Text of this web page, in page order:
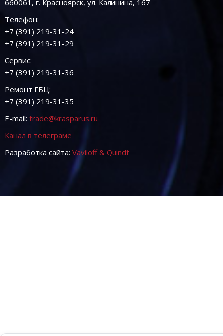
660061, г. Красноярск, ул. Калинина, 167
Телефон:
+7 (391) 219-31-24
+7 (391) 219-31-29
Сервис:
+7 (391) 219-31-36
Ремонт ГБЦ:
+7 (391) 219-31-35
E-mail: trade@krasparus.ru
Канал в телеграме
Разработка сайта: Vaviloff & Quindt